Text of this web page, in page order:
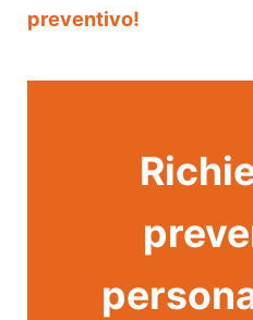
preventivo!